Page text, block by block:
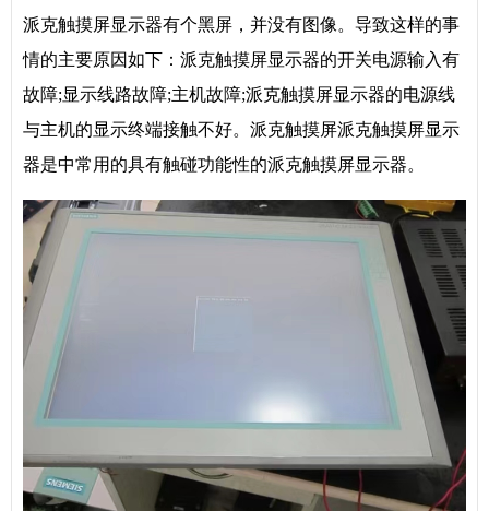
派克触摸屏显示器有个黑屏，并没有图像。导致这样的事
情的主要原因如下：派克触摸屏显示器的开关电源输入有
故障;显示线路故障;主机故障;派克触摸屏显示器的电源线
与主机的显示终端接触不好。派克触摸屏派克触摸屏显示
器是中常用的具有触碰功能性的派克触摸屏显示器。